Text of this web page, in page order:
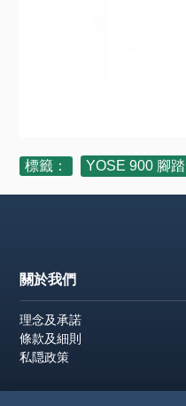
標籤： YOSE 900 腳踏
關於我們
理念及承諾
條款及細則
私隠政策